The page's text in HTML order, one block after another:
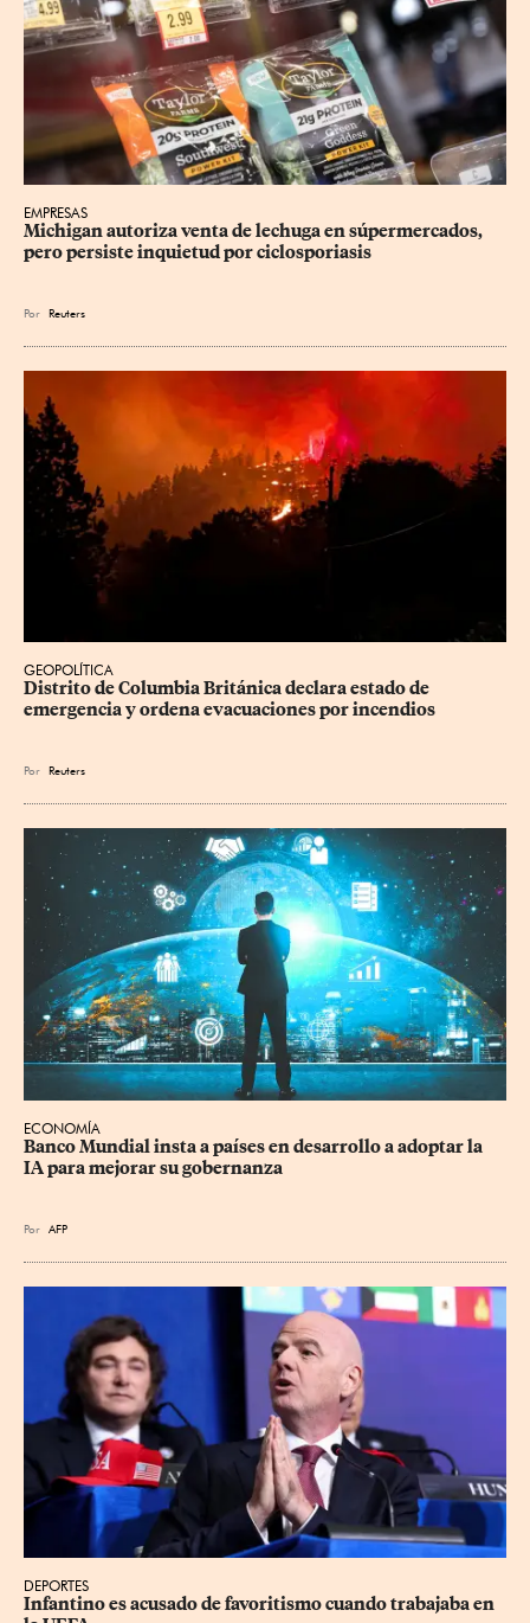
EMPRESAS
Michigan autoriza venta de lechuga en súpermercados,
pero persiste inquietud por ciclosporiasis
Por Reuters
GEOPOLÍTICA
Distrito de Columbia Británica declara estado de
emergencia y ordena evacuaciones por incendios
Por Reuters
ECONOMÍA
Banco Mundial insta a países en desarrollo a adoptar la
IA para mejorar su gobernanza
Por AFP
DEPORTES
Infantino es acusado de favoritismo cuando trabajaba en